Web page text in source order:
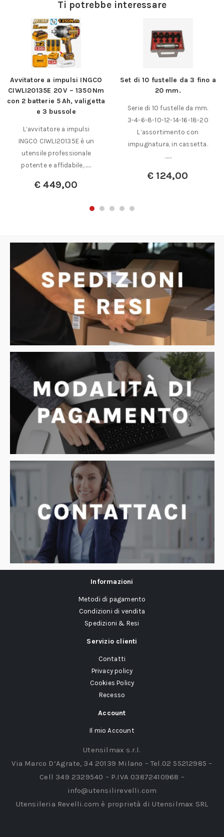
Ti potrebbe interessare
Avvitatore a impulsi INGCO
CIWLI20135E 20 V – 1350 Nm
con 2 batterie 5 Ah, valigetta
e 3 bussole
L’avvitatore a impulsi
INGCO CIWLI20135E è un
utensile professionale
potente e affidabile,……
€ 449,00
Set di 10 fustelle da 3 fino a
20 mm.
Serie di 10 fustelle da mm.
3-4-6-8-10-12-14-16-18-20
L’assortimento con
impugnatura, in cassetta.
……
€ 124,00
Informazioni
Metodi di pagamento
Condizioni di vendita
Spedizioni & Resi
Servizio clienti
Contatti
Privacy policy
Cookies Policy
Recesso
Account
Il mio Account
Utensilmax s.r.l.
Via Marco D’Agrate, 34 20139 Milano – Tel.02 55212985 –
Cell 349 2329540 – P.IVA 03872410968 –
info@utensilirevelli.com
Utensileria Revelli.com è proprietà di Utensilmax SRL